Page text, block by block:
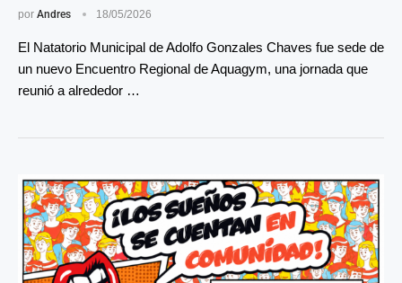
por Andres 18/05/2026
El Natatorio Municipal de Adolfo Gonzales Chaves fue sede de
un nuevo Encuentro Regional de Aquagym, una jornada que
reunió a alrededor …